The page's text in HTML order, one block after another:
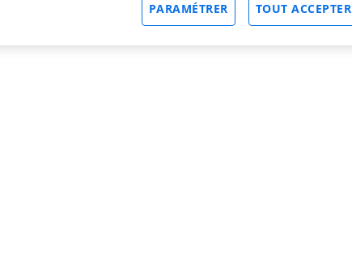
TOUT ACCEPTER
PARAMÉTRER